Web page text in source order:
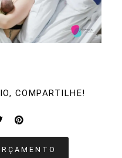
COMPARTILHE!